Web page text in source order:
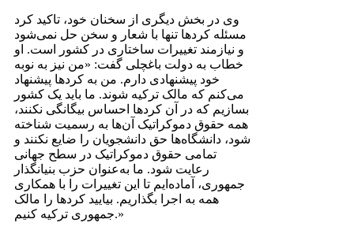
وی در بخش دیگری از سخنان خود، تاکید کرد
مسئله کردها تنها با شعار و سخن حل نمی‌شود
و نیازمند تغییرات ساختاری در کشور است. او
خطاب به دولت باغچلی گفت: «من نیز به نوبه
خود پیشنهادی دارم. من به کردها پیشنهاد
می‌کنم که مالک ترکیه شوند. ما باید یک کشور
بسازیم که در آن کردها احساس بیگانگی نکنند،
همه حقوق دموکراتیک آن‌ها به رسمیت شناخته
شود، دانشگاه‌ها حق دانشجویان را ضایع نکنند و
تمامی حقوق دموکراتیک در سطح جهانی
رعایت شود. ما به‌عنوان حزب بنیانگذار
جمهوری، آماده‌ایم تا این تغییرات را با همکاری
همه به اجرا بگذاریم. بیایید کردها را مالک
جمهوری ترکیه کنیم.»